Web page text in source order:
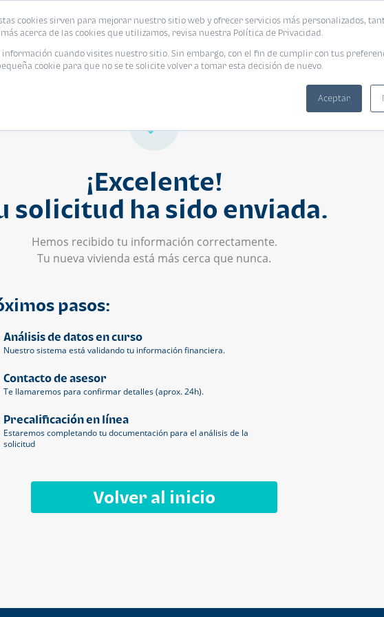
cookies sirven para mejorar nuestro sitio web y ofrecer servicios más personalizados,
acerca de las cookies que utilizamos, revisa nuestra Política de Privacidad.
cuando visites nuestro sitio. Sin embargo, con el fin de cumplir con tus
cookie para que no se te solicite volver a tomar esta decisión de nuevo.
Aceptar
Eventos Promociones Blog Encuentra tu
¡Excelente!
solicitud ha sido enviada.
Hemos recibido tu información correctamente.
Tu nueva vivienda está más cerca que nunca.
pasos:
Análisis de datos en curso
Nuestro sistema está validando tu información financiera.
Contacto de asesor
Te llamaremos para confirmar detalles (aprox. 24h).
Precalificación en línea
Estaremos completando tu documentación para el análisis de la
solicitud
Volver al inicio